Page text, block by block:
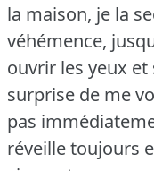
la maison, je la
véhémence,
ouvrir les yeux et
surprise de me
pas
réveille toujours